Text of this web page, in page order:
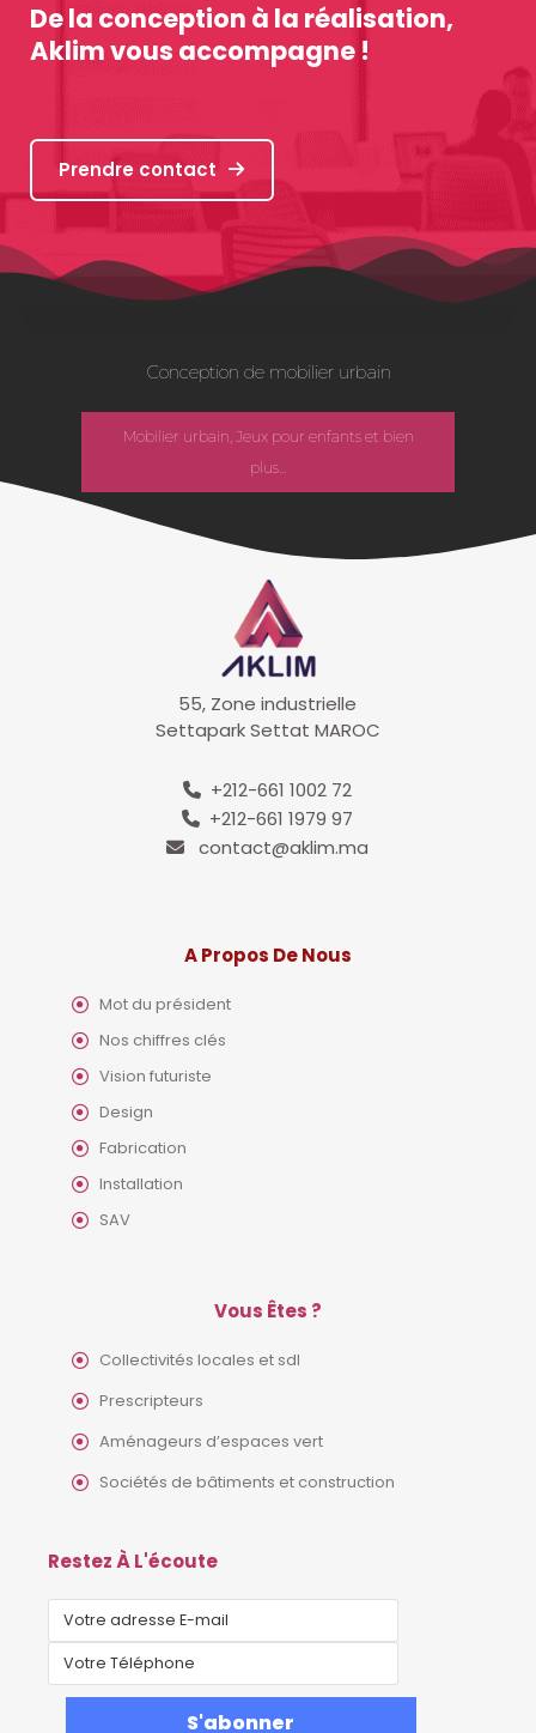
De la conception à la réalisation,
Aklim vous accompagne !
Prendre contact
Conception de mobilier urbain
Mobilier urbain, Jeux pour enfants et bien
plus...
55, Zone industrielle
Settapark Settat MAROC
+212-661 1002 72
+212-661 1979 97
contact@aklim.ma
A Propos De Nous
Mot du président
Nos chiffres clés
Vision futuriste
Design
Fabrication
Installation
SAV
Vous Êtes ?
Collectivités locales et sdl
Prescripteurs
Aménageurs d’espaces vert
Sociétés de bâtiments et construction
Restez À L'écoute